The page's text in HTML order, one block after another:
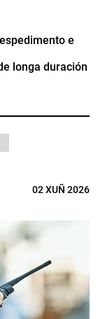
e
longa duración
02 XUÑ 2026